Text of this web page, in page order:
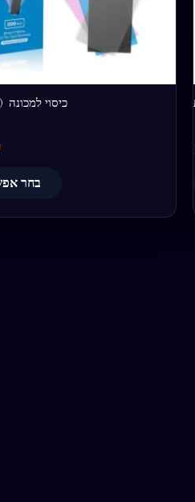
כיסוי למכונה (200 יח.)
בחר